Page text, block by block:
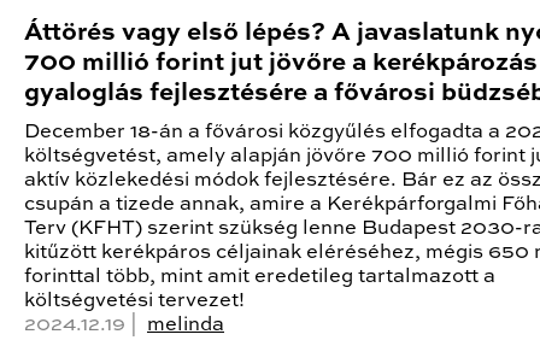
Áttörés vagy első lépés? A javaslatunk
700 millió forint jut jövőre a kerékpározás
gyaloglás fejlesztésére a fővárosi
December 18-án a fővárosi közgyűlés elfogadta a
költségvetést, amely alapján jövőre 700 millió forint
aktív közlekedési módok fejlesztésére. Bár ez az
csupán a tizede annak, amire a Kerékpárforgalmi
Terv (KFHT) szerint szükség lenne Budapest 2030-
kitűzött kerékpáros céljainak eléréséhez, mégis 650
forinttal több, mint amit eredetileg tartalmazott a
költségvetési tervezet!
2024.12.19 | melinda